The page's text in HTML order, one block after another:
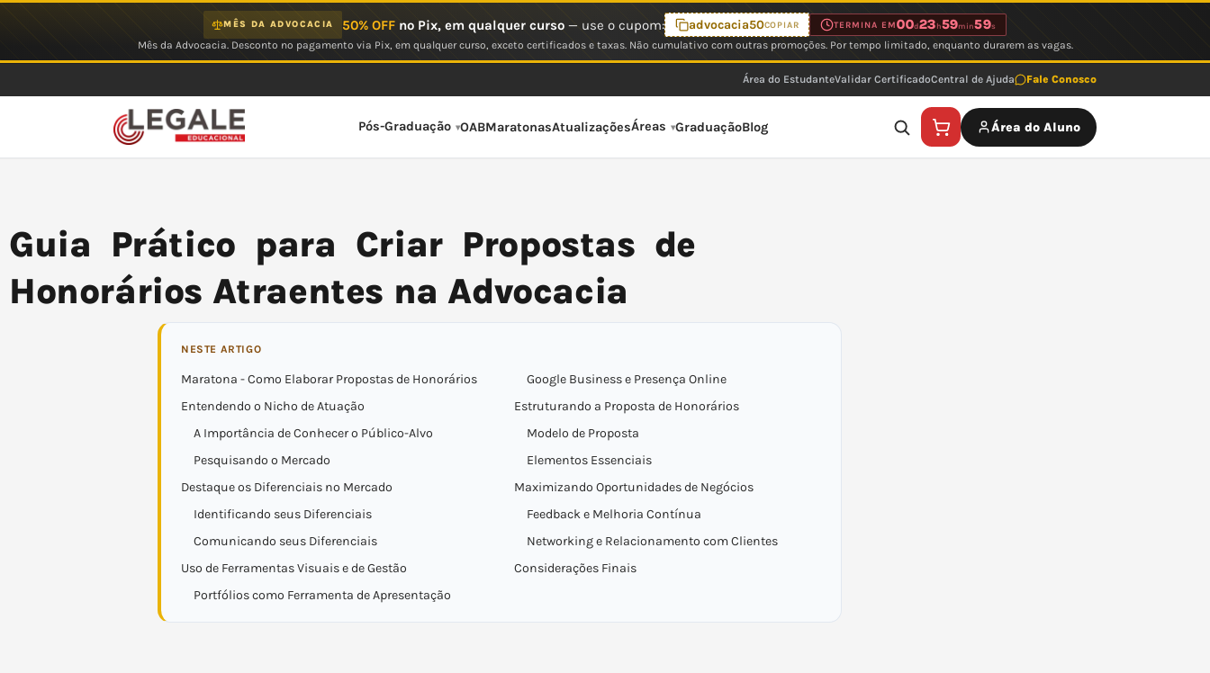
MÊS DA ADVOCACIA 50% OFFno Pix, em qualquer curso— use o cupom: advocacia50COPIAR TERMINA EM00d23 h59min59s
Mês da Advocacia. Desconto no pagamento via Pix, em qualquer curso, exceto certificados e taxas. Não cumulativo com outras promoções. Por tempo limitado, enquanto durarem as vagas.
Área do EstudanteValidar CertificadoCentral de Ajuda Fale Conosco
Pós-Graduação OABMaratonasAtualizaçõesÁreas GraduaçãoBlog Área do Aluno
Guia Prático para Criar Propostas de
Honorários Atraentes na Advocacia
NESTE ARTIGO
Maratona - Como Elaborar Propostas de Honorários
Entendendo o Nicho de Atuação
A Importância de Conhecer o Público-Alvo
Pesquisando o Mercado
Destaque os Diferenciais no Mercado
Identificando seus Diferenciais
Comunicando seus Diferenciais
Uso de Ferramentas Visuais e de Gestão
Portfólios como Ferramenta de Apresentação
Google Business e Presença Online
Estruturando a Proposta de Honorários
Modelo de Proposta
Elementos Essenciais
Maximizando Oportunidades de Negócios
Feedback e Melhoria Contínua
Networking e Relacionamento com Clientes
Considerações Finais